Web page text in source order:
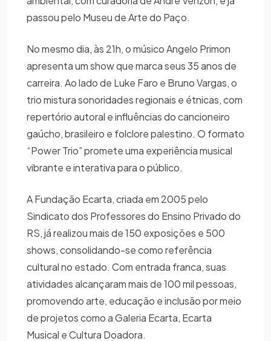
passou pelo Museu de Arte do Paço.
No mesmo dia, às 21h, o músico Angelo Primon
apresenta um show que marca seus 35 anos de
carreira. Ao lado de Luke Faro e Bruno Vargas, o
trio mistura sonoridades regionais e étnicas, com
repertório autoral e influências do cancioneiro
gaúcho, brasileiro e folclore palestino. O formato
“Power Trio” promete uma experiência musical
vibrante e interativa para o público.
A Fundação Ecarta, criada em 2005 pelo
Sindicato dos Professores do Ensino Privado do
RS, já realizou mais de 150 exposições e 500
shows, consolidando-se como referência
cultural no estado. Com entrada franca, suas
atividades alcançaram mais de 100 mil pessoas,
promovendo arte, educação e inclusão por meio
de projetos como a Galeria Ecarta, Ecarta
Musical e Cultura Doadora.